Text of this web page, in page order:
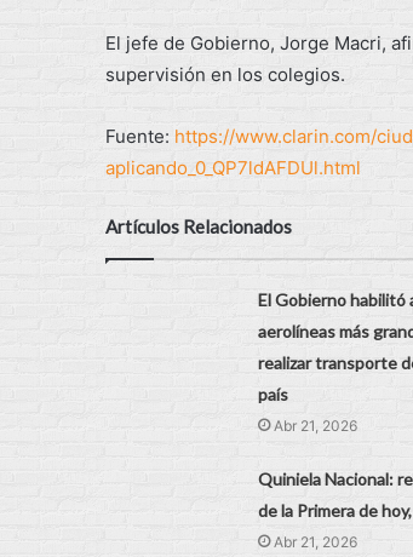
El jefe de Gobierno, Jorge Macri,
supervisión en los colegios.
Fuente: https://www.clarin.com/
aplicando_0_QP7ldAFDUl.html
Artículos Relacionados
El Gobierno habilitó
aerolíneas más
realizar transporte
país
Abr 21, 2026
Quiniela Nacional:
de la Primera de
Abr 21, 2026